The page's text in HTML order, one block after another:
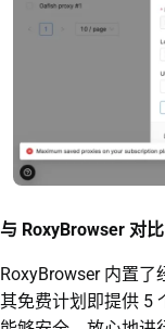
与 RoxyBrowser 对比
RoxyBrowser 内置了
其免费计划即提供 5